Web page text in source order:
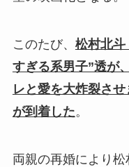
このたび、 松村北
すぎる系男子”透が
レと愛を大炸裂さ
が到着した。
両親の再婚により